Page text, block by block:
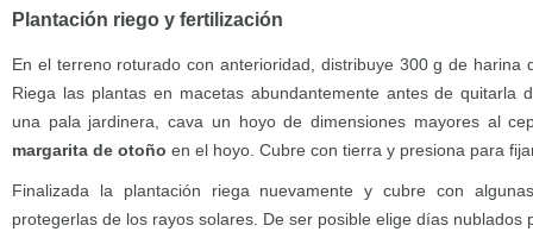
Plantación riego y fertilización
En el terreno roturado con anterioridad, distribuye 300 g de harina
Riega las plantas en macetas abundantemente antes de quitarla
una pala jardinera, cava un hoyo de dimensiones mayores al
margarita de otoño en el hoyo. Cubre con tierra y presiona para
Finalizada la plantación riega nuevamente y cubre con
protegerlas de los rayos solares. De ser posible elige días nublados